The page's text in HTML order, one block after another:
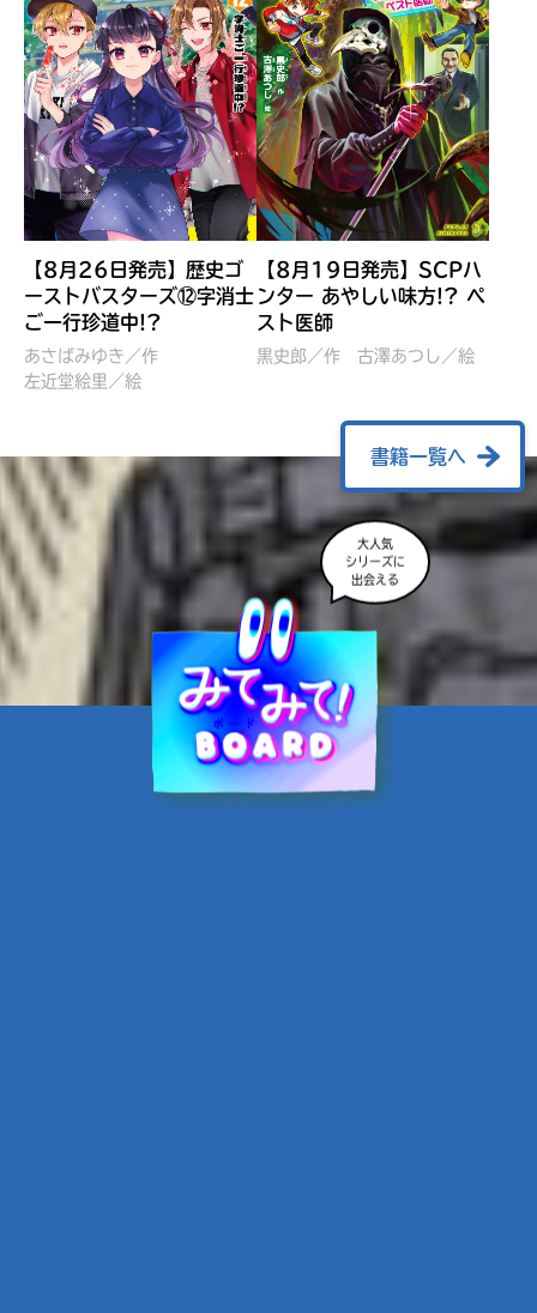
ぼくたちのマインクラフト
冒険記 エンチャント剣
VS暴走モブ
営委員会／協力
レッツゴー！まいぜんシス
ターズ とつぜん、王様に
佐久間さのすけ／絵
【8月26日発売】歴史ゴ
ーストバスターズ⑫字消士
ご一行珍道中!?
あさばみゆき／作
左近堂絵里／絵
【8月19日発売】SCPハ
ンター あやしい味方!? ペ
スト医師
黒史郎／作 古澤あつし／絵
書籍一覧へ
大人気
シリーズに
出会える